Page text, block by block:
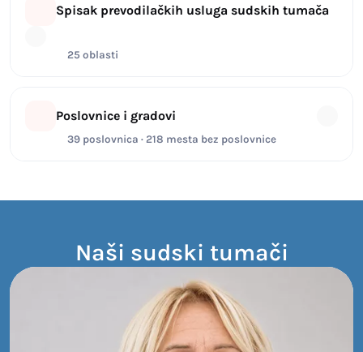
Spisak prevodilačkih usluga sudskih tumača
25 oblasti
Poslovnice i gradovi
39 poslovnica · 218 mesta bez poslovnice
Naši sudski tumači